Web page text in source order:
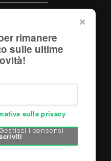
S.r.l. - P.IVA
31/A - 37060, Castel
i consensi
rimanere
sulle ultime
sulla privacy